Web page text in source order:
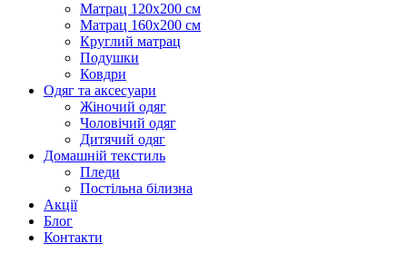
Матрац 120х200 см
Матрац 160х200 см
Круглий матрац
Подушки
Ковдри
Одяг та аксесуари
Жіночий одяг
Чоловічий одяг
Дитячий одяг
Домашній текстиль
Пледи
Постільна білизна
Акції
Блог
Контакти